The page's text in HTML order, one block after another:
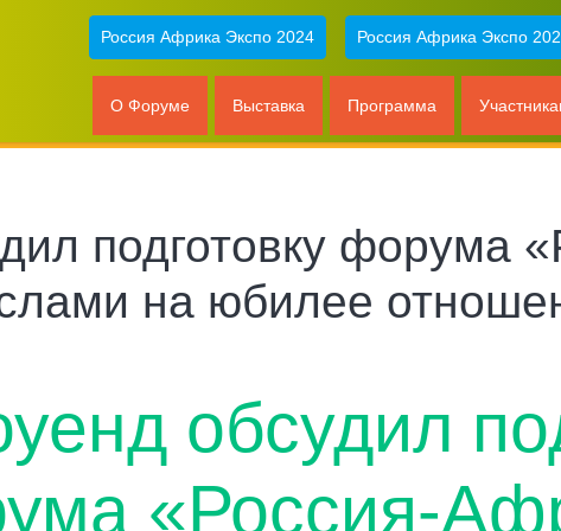
Россия Африка Экспо 2024 Россия Африка Экспо
О Форуме Выставка Программа
подготовку форума
на юбилее
обсудил
«Россия-